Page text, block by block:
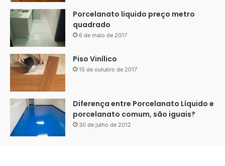
Veja também:
Porcelanato liquido preço metro
quadrado
6 de maio de 2017
Piso Vinílico
15 de outubro de 2017
Diferença entre Porcelanato Líquido e
porcelanato comum, são iguais?
30 de julho de 2012